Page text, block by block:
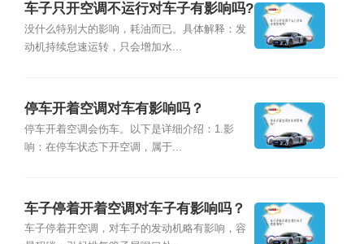
车子只开空调不运行对车子有影响吗?
没什么特别大的影响，耗油而已。具体解释：发
动机持续怠速运转，只会增加水...
停车开着空调对车有影响吗？
停车开着空调会伤车。以下是详细介绍：1.影
响：在停车状态下开空调，属于...
车子停着开着空调对车子有影响吗？
车子停着开空调，对车子的发动机略有影响，容